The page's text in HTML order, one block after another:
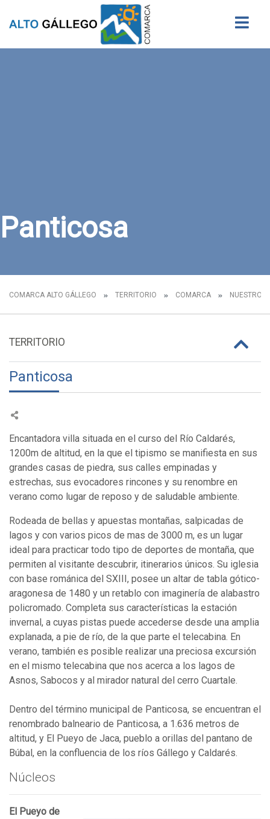
Panticosa
COMARCA ALTO GÁLLEGO TERRITORIO COMARCA NUESTROS
TERRITORIO
Panticosa
Encantadora villa situada en el curso del Río Caldarés,
1200m de altitud, en la que el tipismo se manifiesta en sus
grandes casas de piedra, sus calles empinadas y
estrechas, sus evocadores rincones y su renombre en
verano como lugar de reposo y de saludable ambiente.
Rodeada de bellas y apuestas montañas, salpicadas de
lagos y con varios picos de mas de 3000 m, es un lugar
ideal para practicar todo tipo de deportes de montaña, que
permiten al visitante descubrir, itinerarios únicos. Su iglesia
con base románica del SXIII, posee un altar de tabla gótico-
aragonesa de 1480 y un retablo con imaginería de alabastro
policromado. Completa sus características la estación
invernal, a cuyas pistas puede accederse desde una amplia
explanada, a pie de río, de la que parte el telecabina. En
verano, también es posible realizar una preciosa excursión
en el mismo telecabina que nos acerca a los lagos de
Asnos, Sabocos y al mirador natural del cerro Cuartale.
Dentro del término municipal de Panticosa, se encuentran el
renombrado balneario de Panticosa, a 1.636 metros de
altitud, y El Pueyo de Jaca, pueblo a orillas del pantano de
Búbal, en la confluencia de los ríos Gállego y Caldarés.
Núcleos
El Pueyo de